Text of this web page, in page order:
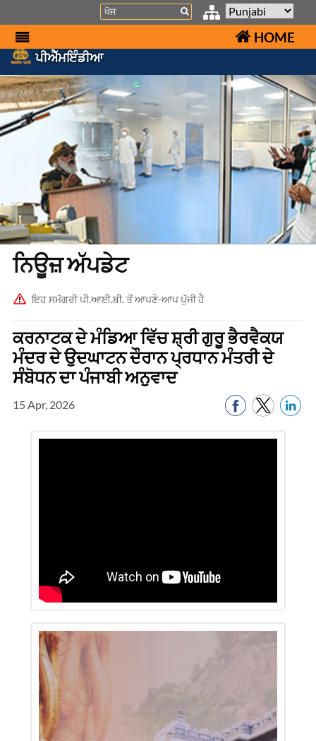
Search
HOME
ਪੀਐੱਮਇੰਡੀਆ
ਨਿਊਜ਼ ਅੱਪਡੇਟ
ਇਹ ਸਮੱਗਰੀ ਪੀ.ਆਈ.ਬੀ. ਤੋਂ ਆਪਣੇ-ਆਪ ਪੁੱਜੀ ਹੈ
ਕਰਨਾਟਕ ਦੇ ਮੰਡਿਆ ਵਿੱਚ ਸ਼੍ਰੀ ਗੁਰੂ ਭੈਰਵੈਕਯ
ਮੰਦਰ ਦੇ ਉਦਘਾਟਨ ਦੌਰਾਨ ਪ੍ਰਧਾਨ ਮੰਤਰੀ ਦੇ
ਸੰਬੋਧਨ ਦਾ ਪੰਜਾਬੀ ਅਨੁਵਾਦ
15 Apr, 2026